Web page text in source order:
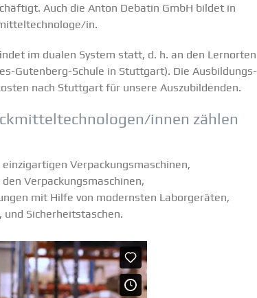
Auch die Anton Debatin GmbH bildet in
in.
im dualen System statt, d. h. an den Lernorten
Gutenberg-Schule in Stuttgart). Die Ausbil­dungs­
nach Stuttgart für unsere Auszu­bil­denden.
innen zählen
Verpa­ckungs­ma­schinen,
Verpa­ckungs­ma­schinen,
mit Hilfe von modernsten Labor­ge­räten,
und Sicher­heits­ta­schen.